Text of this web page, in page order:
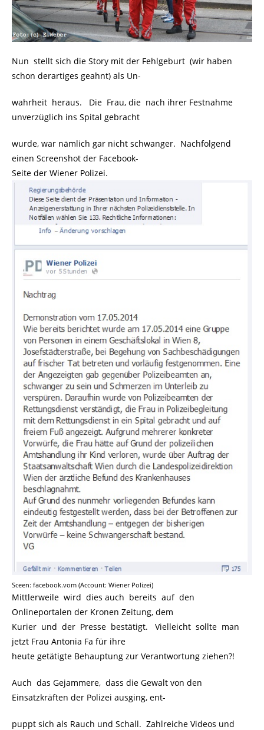
Nun stellt sich die Story mit der Fehlgeburt (wir haben
schon derartiges geahnt) als Un-
wahrheit heraus. Die Frau, die nach ihrer Festnahme
unverzüglich ins Spital gebracht
wurde, war nämlich gar nicht schwanger. Nachfolgend
einen Screenshot der Facebook-
Seite der Wiener Polizei.
Sceen: facebook.vom (Account: Wiener Polizei)
Mittlerweile wird dies auch bereits auf den
Onlineportalen der Kronen Zeitung, dem
Kurier und der Presse bestätigt. Vielleicht sollte man
jetzt Frau Antonia Fa für ihre
heute getätigte Behauptung zur Verantwortung ziehen?!
Auch das Gejammere, dass die Gewalt von den
Einsatzkräften der Polizei ausging, ent-
puppt sich als Rauch und Schall. Zahlreiche Videos und